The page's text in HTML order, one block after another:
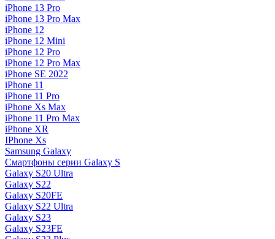
iPhone 13 Pro
iPhone 13 Pro Max
iPhone 12
iPhone 12 Mini
iPhone 12 Pro
iPhone 12 Pro Max
iPhone SE 2022
iPhone 11
iPhone 11 Pro
iPhone Xs Max
iPhone 11 Pro Max
iPhone XR
IPhone Xs
Samsung Galaxy
Смартфоны серии Galaxy S
Galaxy S20 Ultra
Galaxy S22
Galaxy S20FE
Galaxy S22 Ultra
Galaxy S23
Galaxy S23FE